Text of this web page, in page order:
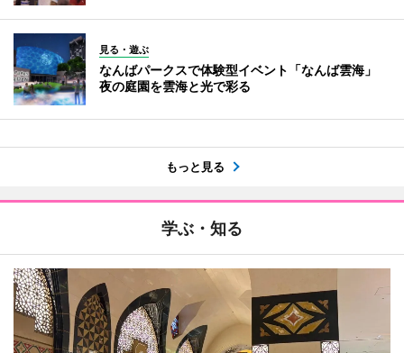
見る・遊ぶ
なんばパークスで体験型イベント「なんば雲海」
夜の庭園を雲海と光で彩る
もっと見る
学ぶ・知る